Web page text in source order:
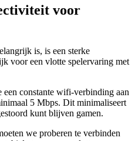
voor
is, is een sterke
voor een vlotte spelervaring met
een constante wifi-verbinding aan
5 Mbps. Dit minimaliseert
kunt blijven gamen.
we proberen te verbinden